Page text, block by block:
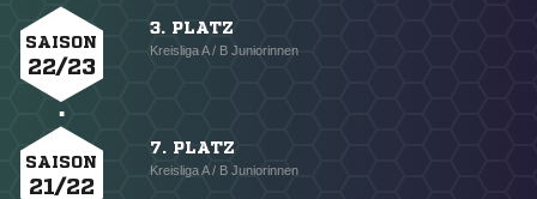
SAISON
22/23
3. PLATZ
Kreisliga A / B Juniorinnen
SAISON
21/22
7. PLATZ
Kreisliga A / B Juniorinnen